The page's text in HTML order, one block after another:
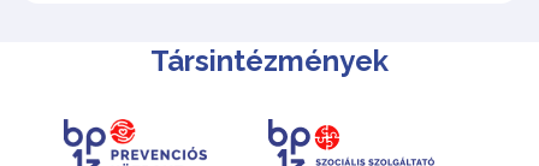
Társintézmények